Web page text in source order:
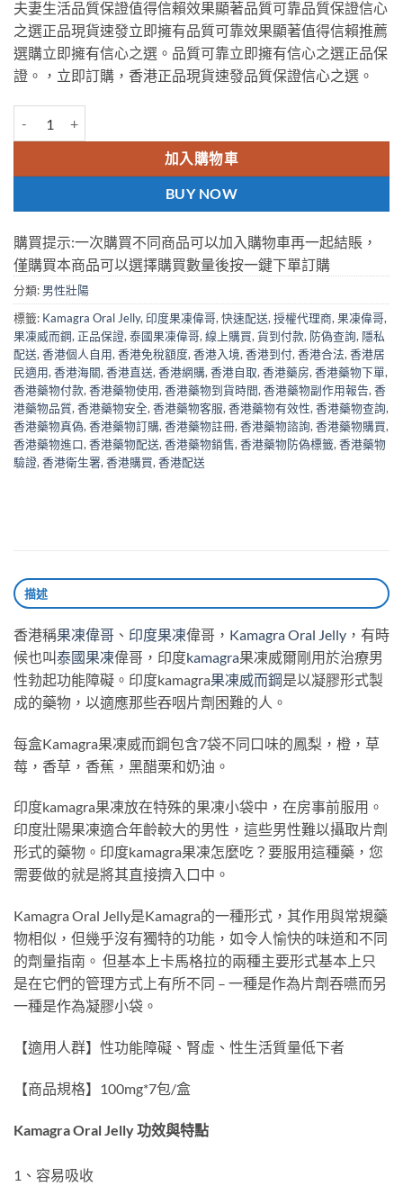
$500.$429.
夫妻生活品質保證值得信賴效果顯著品質可靠品質保證信心
之選正品現貨速發立即擁有品質可靠效果顯著值得信賴推薦
選購立即擁有信心之選。品質可靠立即擁有信心之選正品保
證。，立即訂購，香港正品現貨速發品質保證信心之選。
加入購物車
BUY NOW
購買提示:一次購買不同商品可以加入購物車再一起結賬，
僅購買本商品可以選擇購買數量後按一鍵下單訂購
分類: 男性壯陽
標籤: Kamagra Oral Jelly, 印度果凍偉哥, 快速配送, 授權代理商, 果凍偉哥,
果凍威而鋼, 正品保證, 泰國果凍偉哥, 線上購買, 貨到付款, 防偽查詢, 隱私
配送, 香港個人自用, 香港免稅額度, 香港入境, 香港到付, 香港合法, 香港居
民適用, 香港海關, 香港直送, 香港網購, 香港自取, 香港藥房, 香港藥物下單,
香港藥物付款, 香港藥物使用, 香港藥物到貨時間, 香港藥物副作用報告, 香
港藥物品質, 香港藥物安全, 香港藥物客服, 香港藥物有效性, 香港藥物查詢,
香港藥物真偽, 香港藥物訂購, 香港藥物註冊, 香港藥物諮詢, 香港藥物購買,
香港藥物進口, 香港藥物配送, 香港藥物銷售, 香港藥物防偽標籤, 香港藥物
驗證, 香港衛生署, 香港購買, 香港配送
描述
香港稱果凍偉哥 、 印度果凍偉哥， Kamagra Oral Jelly ，有時
候也叫泰國果凍偉哥，印度kamagra果凍威爾剛用於治療男
性勃起功能障礙。印度kamagra果凍威而鋼是以凝膠形式製
成的藥物，以適應那些吞咽片劑困難的人。
每盒Kamagra果凍威而鋼包含7袋不同口味的鳳梨，橙，草
莓，香草，香蕉，黑醋栗和奶油。
印度kamagra果凍放在特殊的果凍小袋中，在房事前服用。
印度壯陽果凍適合年齡較大的男性，這些男性難以攝取片劑
形式的藥物。印度kamagra果凍怎麼吃？要服用這種藥，您
需要做的就是將其直接擠入口中。
Kamagra Oral Jelly是Kamagra的一種形式，其作用與常規藥
物相似，但幾乎沒有獨特的功能，如令人愉快的味道和不同
的劑量指南。 但基本上卡馬格拉的兩種主要形式基本上只
是在它們的管理方式上有所不同 – 一種是作為片劑吞嚥而另
一種是作為凝膠小袋。
【適用人群】性功能障礙、腎虛、性生活質量低下者
【商品規格】100mg*7包/盒
Kamagra Oral Jelly 功效與特點
1、容易吸收